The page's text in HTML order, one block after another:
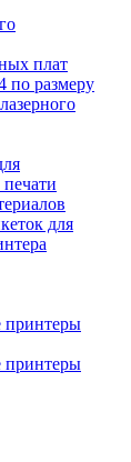
плат
по размеру
для
принтеры
принтеры